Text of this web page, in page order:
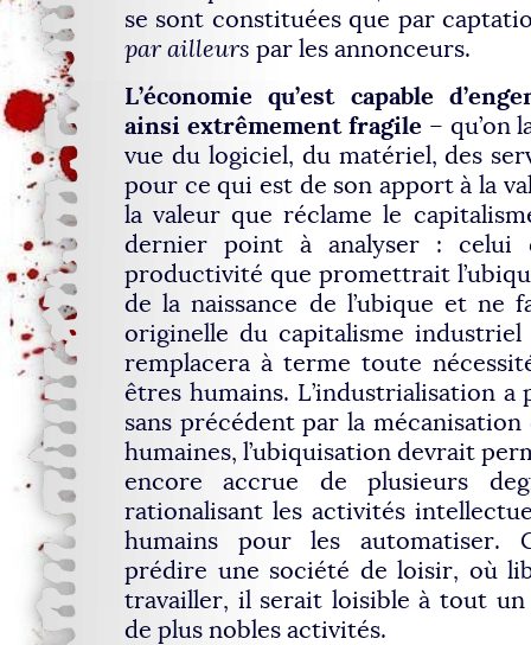
se sont constituées que par
par ailleurs par les annonceurs.
L’économie qu’est capable
ainsi extrêmement fragile – qu’on
vue du logiciel, du matériel, des
pour ce qui est de son apport à la
la valeur que réclame le
dernier point à analyser : celui
productivité que promettrait
de la naissance de l’ubique et ne
originelle du capitalisme
remplacera à terme toute
êtres humains. L’industrialisation a
sans précédent par la
humaines, l’ubiquisation devrait
encore accrue de plusieurs
rationalisant les activités
humains pour les automatiser.
prédire une société de loisir, où
travailler, il serait loisible à tout un
de plus nobles activités.